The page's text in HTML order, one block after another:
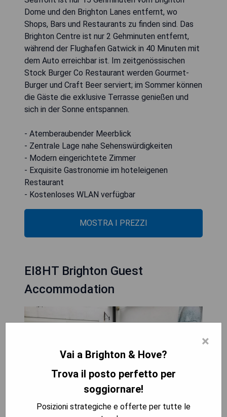
Dome und den Brighton Lanes entfernt, wo
Shops, Bars und Restaurants zu finden sind. Das
Brighton Centre ist nur 2 Gehminuten entfernt,
während der Flughafen Gatwick in 40 Minuten mit
dem Auto erreichbar ist. Im zeitgenössischen
Stock Burger Co Restaurant werden Gourmet-
Burger und Craft Beer serviert; im Sommer können
die Gäste die exklusive Terrasse genießen und
sich in der Sonne entspannen.
- Atemberaubender Meerblick
- Zentrale Lage nahe Sehenswürdigkeiten
- Modern eingerichtete Zimmer
- Exquisite Gastronomie im hoteleigenen
Restaurant
- Kostenloses WLAN verfügbar
MOSTRA I PREZZI
EI8HT Brighton Guest
Accommodation
×
Vai a Brighton & Hove?
Trova il posto perfetto per
soggiornare!
Posizioni strategiche e offerte per tutte le